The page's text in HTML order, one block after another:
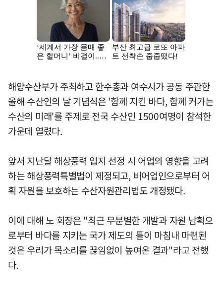
해양수산부가 주최하고 한수총과 여수시가 공동 주관한
올해 수산인의 날 기념식은 '함께 지킨 바다, 함께 커가는
수산의 미래'를 주제로 전국 수산인 1500여명이 참석한
가운데 열렸다.
앞서 지난달 해상풍력 입지 선정 시 어업의 영향을 고려
하는 해상풍력특별법이 제정되고, 비어업인으로부터 어
획 자원을 보호하는 수산자원관리법도 개정됐다.
이에 대해 노 회장은 "최근 무분별한 개발과 자원 남획으
로부터 바다를 지키는 국가 제도의 틀이 마침내 마련된
것은 우리가 목소리를 끊임없이 높여온 결과"라고 전했
다.